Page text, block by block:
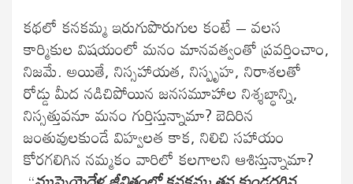
కథలో కనకమ్మ ఇరుగుపొరుగుల కంటే – వలస
కార్మికుల విషయంలో మనం మానవత్వంతో ప్రవర్తించాం,
నిజమే. అయితే, నిస్సహాయత, నిస్పృహ, నిరాశలతో
రోడ్డు మీద నడిచిపోయిన జనసమూహాల నిశ్శబ్ధాన్ని,
నిస్సత్తువనూ మనం గుర్తిస్తున్నామా? బెదిరిన
జంతువులకుండే విహ్వలత కాక, నిలిచి సహాయం
కోరగలిగిన నమ్మకం వారిలో కలగాలని ఆశిస్తున్నామా?